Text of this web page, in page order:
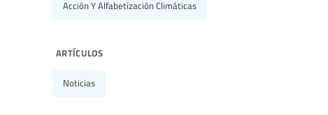
Acción Y Alfabetización Climáticas
artículos
Noticias